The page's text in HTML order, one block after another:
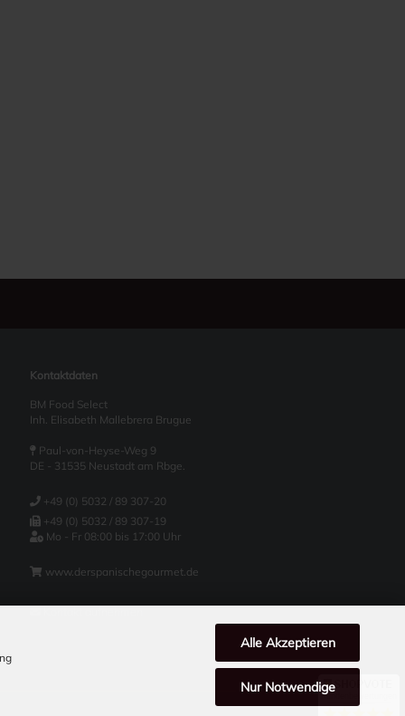
Alle Akzeptieren
Nur Notwendige
Kontaktdaten
BM Food Select
Inh. Elisabeth Mallebrera Brugue
Paul-von-Heyse-Weg 9
DE - 31535 Neustadt am Rbge.
+49 (0) 5032 / 89 307-20
+49 (0) 5032 / 89 307-19
Mo - Fr 08:00 bis 17:00 Uhr
www.derspanischegourmet.de
Kundenbewertungen